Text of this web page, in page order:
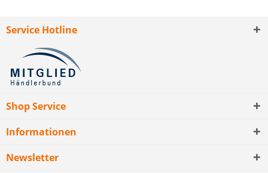
Service Hotline
Shop Service
Informationen
Newsletter